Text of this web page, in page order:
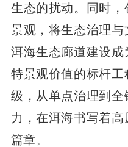
生态的扰动。同时
景观，将生态治理
洱海生态廊道建设
特景观价值的标杆
级，从单点治理到
力，在洱海书写着
篇章。